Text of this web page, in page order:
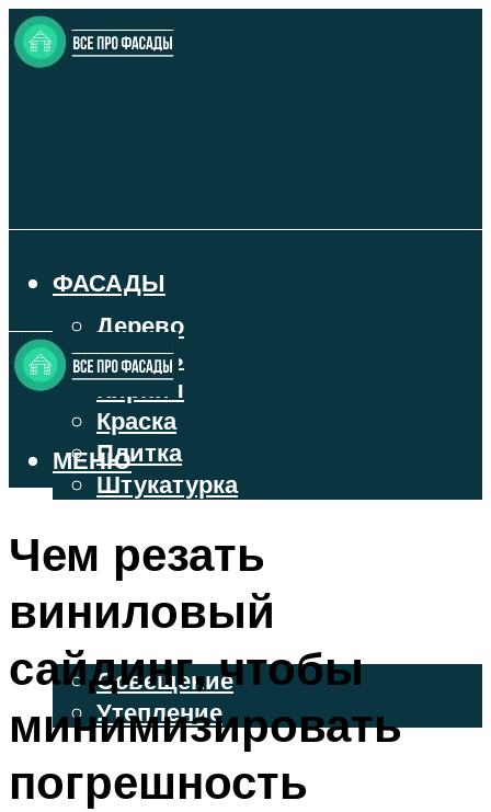
ФАСАДЫ
Дерево
Камень
Кирпич
Краска
Плитка
Штукатурка
ФАСАДНЫЙ САЙДИНГ
ОСВЕЩЕНИЕ И УТЕПЛЕНИЕ
Освещение
Утепление
МЕНЮ
Чем резать
виниловый
сайдинг, чтобы
минимизировать
погрешность